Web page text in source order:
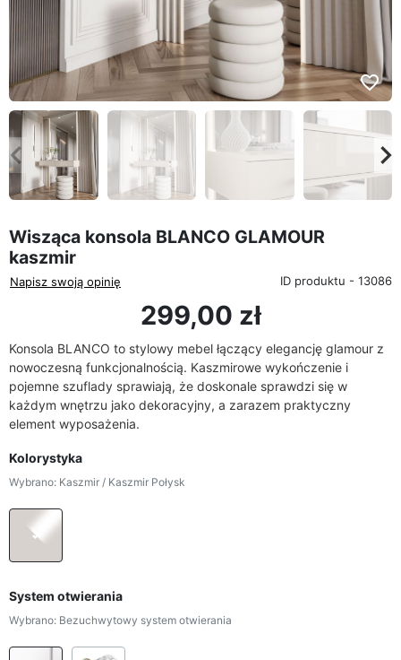
favorite_border
Poprzedni
Wisząca konsola BLANCO GLAMOUR
kaszmir
Napisz swoją opinię ID produktu - 13086
299,00 zł
Konsola BLANCO to stylowy mebel łączący elegancję glamour z
nowoczesną funkcjonalnością. Kaszmirowe wykończenie i
pojemne szuflady sprawiają, że doskonale sprawdzi się w
każdym wnętrzu jako dekoracyjny, a zarazem praktyczny
element wyposażenia.
Kolorystyka
Wybrano: Kaszmir / Kaszmir Połysk
Kaszmir / Kaszmir Połysk
System otwierania
Wybrano: Bezuchwytowy system otwierania
Bezuchwytowy system otwierania